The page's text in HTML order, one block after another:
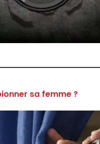
sa femme ?